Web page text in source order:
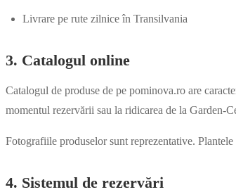
Livrare pe rute zilnice în Transilvania
3. Catalogul online
Catalogul de produse de pe pominova.ro are
momentul rezervării sau la ridicarea de la Garden-
Fotografiile produselor sunt reprezentative.
4. Sistemul de rezervări